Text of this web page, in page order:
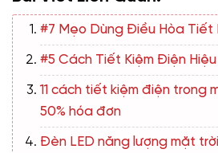
#7 Mẹo Dùng Điều Hòa Tiết
#5 Cách Tiết Kiệm Điện
11 cách tiết kiệm điện trong
50% hóa đơn
Đèn LED năng lượng mặt